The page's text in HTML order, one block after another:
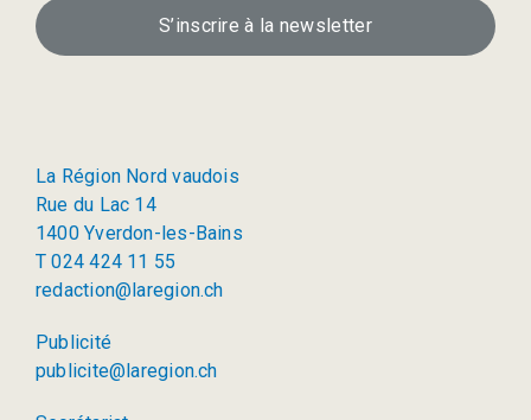
S’inscrire à la newsletter
La Région Nord vaudois
Rue du Lac 14
1400 Yverdon-les-Bains
T 024 424 11 55
redaction@laregion.ch
Publicité
publicite@laregion.ch